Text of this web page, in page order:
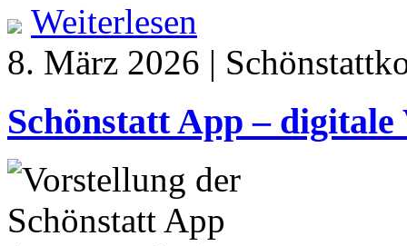
Weiterlesen
8. März 2026 |
Schönstatt App –